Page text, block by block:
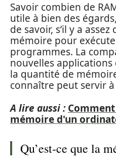
Savoir combien de
utile à bien des
de savoir, s’il y a assez
mémoire pour
programmes. La
nouvelles
la quantité de
connaître peut servir
A lire aussi :
mémoire d'un
Qu’est-ce que la